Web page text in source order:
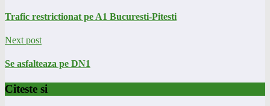
Trafic restrictionat pe A1 Bucuresti-Pitesti
Next post
Se asfalteaza pe DN1
Citeste si